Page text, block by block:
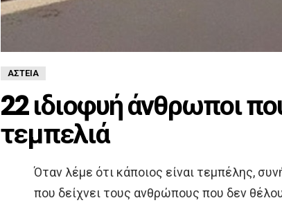
ΑΣΤΕΊΑ
22 ιδιοφυή άνθρωποι
τεμπελιά
Όταν λέμε ότι κάποιος είναι τεμπέλης,
που δείχνει τους ανθρώπους που δεν